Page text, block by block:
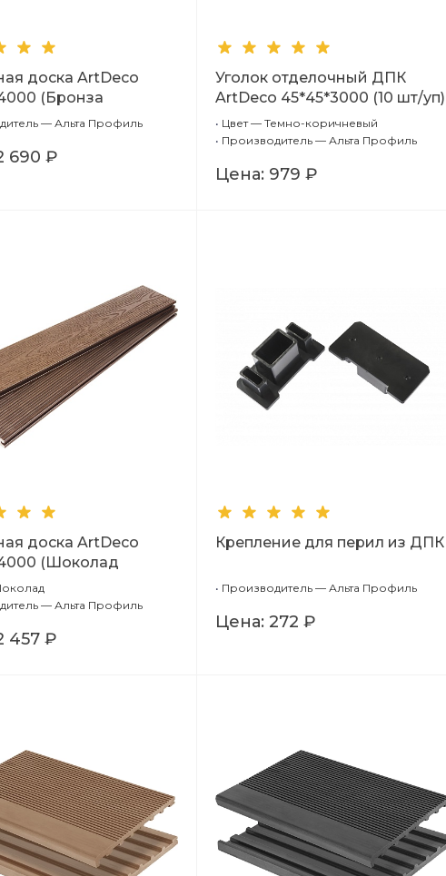
доска ArtDeco
(Бронза
+ Тиснение
— Альта Профиль
690 ₽
Уголок отделочный ДПК
ArtDeco 45*45*3000 (10 шт/уп)
(Темно-коричневый тиснение
под дерево)
• Цвет — Темно-коричневый
• Производитель — Альта Профиль
Цена: 979 ₽
доска ArtDeco
(Шоколад
+ Тиснение
— Альта Профиль
457 ₽
Крепление для перил из ДПК
• Производитель — Альта Профиль
Цена: 272 ₽